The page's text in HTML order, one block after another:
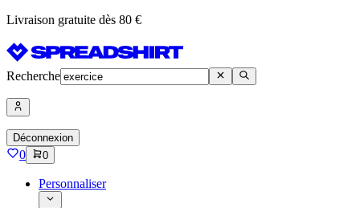
Livraison gratuite dès 80 €
Recherche
Déconnexion
0 0
Personnaliser